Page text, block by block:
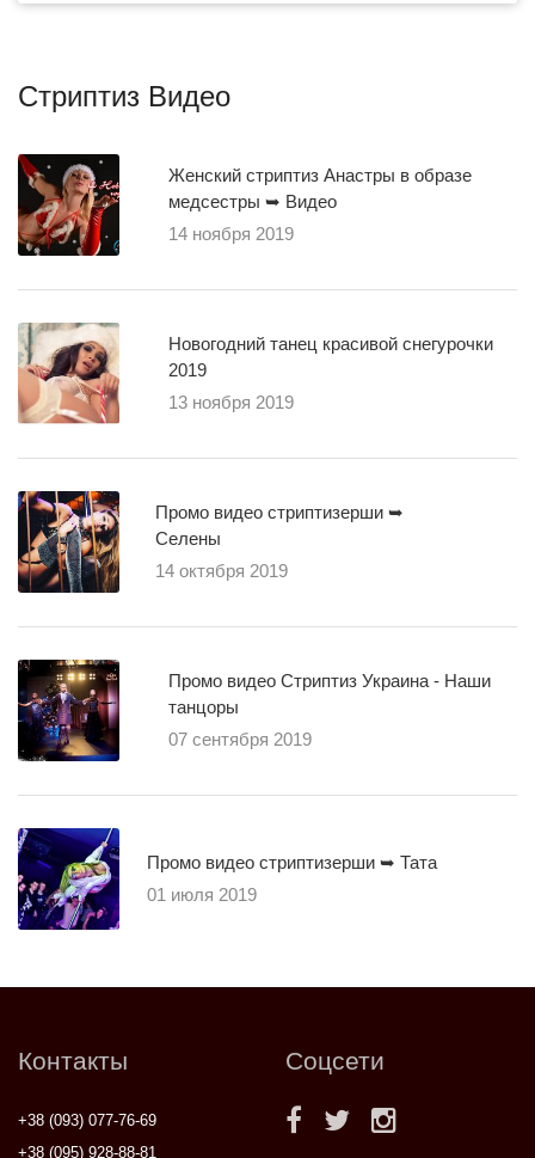
Стриптиз Видео
Женский стриптиз Анастры в образе
медсестры ➥ Видео
14 ноября 2019
Новогодний танец красивой снегурочки
2019
13 ноября 2019
Промо видео стриптизерши ➥
Селены
14 октября 2019
Промо видео Стриптиз Украина - Наши
танцоры
07 сентября 2019
Промо видео стриптизерши ➥ Тата
01 июля 2019
Контакты
+38 (093) 077-76-69
+38 (095) 928-88-81
Соцсети